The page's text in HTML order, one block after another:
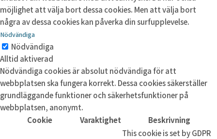
möjlighet att välja bort dessa cookies. Men att välja bort
några av dessa cookies kan påverka din surfupplevelse.
Nödvändiga
Nödvändiga
Alltid aktiverad
Nödvändiga cookies är absolut nödvändiga för att
webbplatsen ska fungera korrekt. Dessa cookies säkerställer
grundläggande funktioner och säkerhetsfunktioner på
webbplatsen, anonymt.
Cookie
Varaktighet Beskrivning
This cookie is set by GDPR